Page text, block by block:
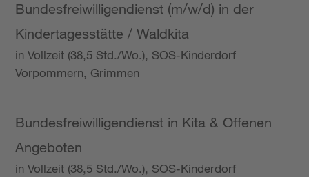
Bundesfreiwilligendienst (m/w/d) in der
Kindertagesstätte / Waldkita
in Vollzeit (38,5 Std./Wo.), SOS-Kinderdorf
Vorpommern, Grimmen
Bundesfreiwilligendienst in Kita & Offenen
Angeboten
in Vollzeit (38,5 Std./Wo.), SOS-Kinderdorf